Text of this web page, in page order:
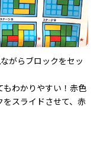
がらブロックをセッ
わかりやすい！赤色
スライドさせて、赤